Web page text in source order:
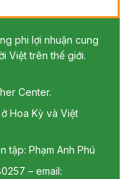
phi lợi nhuận cung
Việt trên thế giới.
Center.
Hoa Kỳ và Việt
tập: Phạm Anh Phú
– email: